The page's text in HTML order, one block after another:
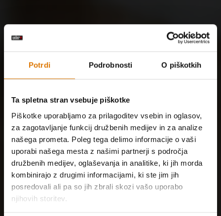
Potrdi Podrobnosti O piškotkih
Ta spletna stran vsebuje piškotke
Piškotke uporabljamo za prilagoditev vsebin in oglasov,
za zagotavljanje funkcij družbenih medijev in za analize
našega prometa. Poleg tega delimo informacije o vaši
uporabi našega mesta z našimi partnerji s področja
družbenih medijev, oglaševanja in analitike, ki jih morda
kombinirajo z drugimi informacijami, ki ste jim jih
posredovali ali pa so jih zbrali skozi vašo uporabo
njihovih storitev.